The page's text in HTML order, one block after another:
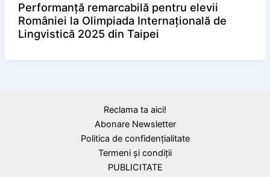
Performanță remarcabilă pentru elevii
României la Olimpiada Internațională de
Lingvistică 2025 din Taipei
Reclama ta aici!
Abonare Newsletter
Politica de confidențialitate
Termeni și condiții
PUBLICITATE